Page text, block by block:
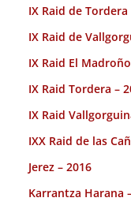
IX Raid de Tordera
IX Raid de
IX Raid El
IX Raid Tordera –
IX Raid
IXX Raid de las
Jerez – 2016
Karrantza Harana